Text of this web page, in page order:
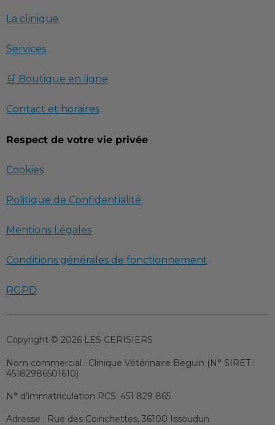
La clinique
Services
🛒 Boutique en ligne
Contact et horaires
Respect de votre vie privée
Cookies
Politique de Confidentialité
Mentions Légales
Conditions générales de fonctionnement
RGPD
Copyright © 2026 LES CERISIERS
Nom commercial : Clinique Vétérinaire Beguin (N° SIRET :
45182986501610)
N° d’immatriculation RCS: 451 829 865
Adresse : Rue des Coinchettes, 36100 Issoudun